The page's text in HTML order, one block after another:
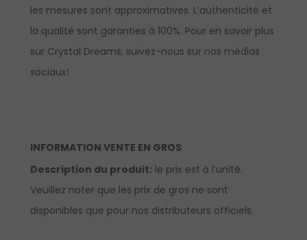
les mesures sont approximatives. L’authenticité et
la qualité sont garanties à 100%. Pour en savoir plus
sur Crystal Dreams, suivez-nous sur nos médias
sociaux!
INFORMATION VENTE EN GROS
Description du produit: le prix est à l’unité.
Veuillez noter que les prix de gros ne sont
disponibles que pour nos distributeurs officiels.